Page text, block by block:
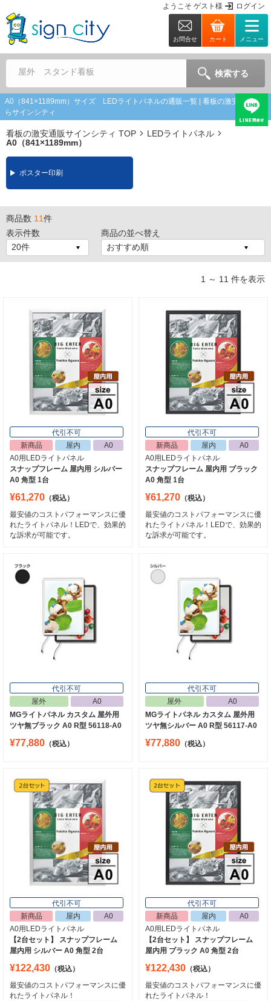
ようこそ ゲスト 様 ログイン
お問合せ カート メニュー
屋外 スタンド看板 検索する
A0（841×1189mm）サイズ LEDライトパネルの通販一覧 | 看板の激安通販な
らサインシティ
看板の激安通販サインシティ TOP
LEDライトパネル
A0（841×1189mm）
ポスター印刷
商品数 11件
表示件数
商品の並べ替え
1 ～ 11 件を表示
代引不可
新商品
屋内
A0
A0用LEDライトパネル
スナップフレーム 屋内用 シルバー
A0 角型 1台
¥61,270 （税込）
最安値のコストパフォーマンスに優
れたライトパネル！LEDで、効果的
な訴求が可能です。
代引不可
新商品
屋内
A0
A0用LEDライトパネル
スナップフレーム 屋内用 ブラック
A0 角型 1台
¥61,270 （税込）
最安値のコストパフォーマンスに優
れたライトパネル！LEDで、効果的
な訴求が可能です。
代引不可
屋外
A0
MGライトパネル カスタム 屋外用
ツヤ無ブラック A0 R型 56118-A0
¥77,880 （税込）
代引不可
屋外
A0
MGライトパネル カスタム 屋外用
ツヤ無シルバー A0 R型 56117-A0
¥77,880 （税込）
代引不可
新商品
屋内
A0
A0用LEDライトパネル
【2台セット】 スナップフレーム
屋内用 シルバー A0 角型 2台
¥122,430 （税込）
最安値のコストパフォーマンスに優
れたライトパネル！
代引不可
新商品
屋内
A0
A0用LEDライトパネル
【2台セット】 スナップフレーム
屋内用 ブラック A0 角型 2台
¥122,430 （税込）
最安値のコストパフォーマンスに優
れたライトパネル！